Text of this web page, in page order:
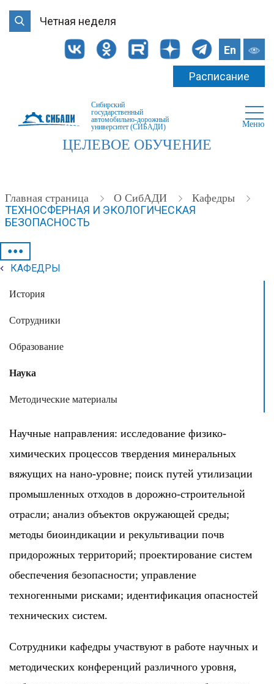
Четная неделя
En
Расписание
Сибирский
государственный
автомобильно-дорожный
университет (СИБАДИ)
Меню
ЦЕЛЕВОЕ ОБУЧЕНИЕ
Главная страница О СибАДИ Кафедры
ТЕХНОСФЕРНАЯ И ЭКОЛОГИЧЕСКАЯ
БЕЗОПАСНОСТЬ
•••
КАФЕДРЫ
История
Сотрудники
Образование
Наука
Методические материалы
Научные направления: исследование физико-
химических процессов твердения минеральных
вяжущих на нано-уровне; поиск путей утилизации
промышленных отходов в дорожно-строительной
отрасли; анализ объектов окружающей среды;
методы биоиндикации и рекультивации почв
придорожных территорий; проектирование систем
обеспечения безопасности; управление
техногенными рисками; идентификация опасностей
технических систем.
Сотрудники кафедры участвуют в работе научных и
методических конференций различного уровня,